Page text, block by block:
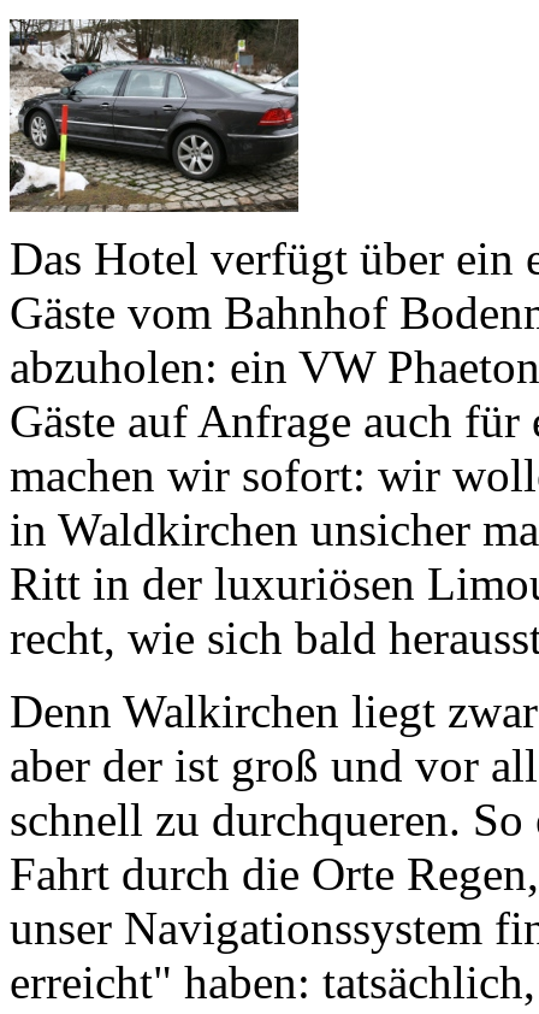
Das Hotel verfügt über ein
Gäste vom Bahnhof
abzuholen: ein VW
Gäste auf Anfrage auch
machen wir sofort: wir
in Waldkirchen unsicher
Ritt in der luxuriösen
recht, wie sich bald
Denn Walkirchen liegt
aber der ist groß und vor
schnell zu durchqueren.
Fahrt durch die Orte
unser Navigationssystem
erreicht" haben: